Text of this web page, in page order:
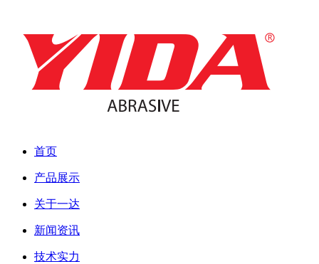
首页
产品展示
关于一达
新闻资讯
技术实力